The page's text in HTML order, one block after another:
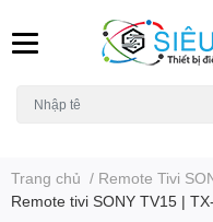
Trang chủ / Remote Tivi
Remote tivi SONY TV15 |